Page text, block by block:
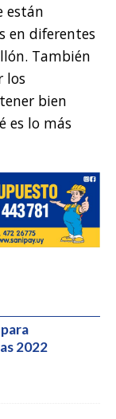
están
en diferentes
También
los
bien
es lo más
2022